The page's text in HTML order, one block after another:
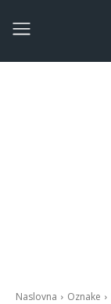
Naslovna Oznake